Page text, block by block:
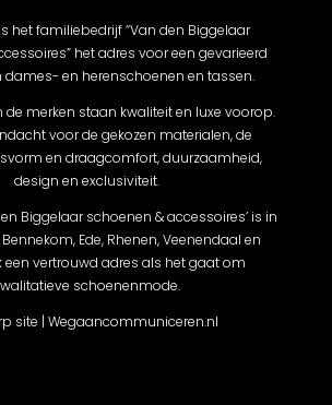
het familiebedrijf “Van den Biggelaar
het adres voor een gevarieerd
en herenschoenen en tassen.
de merken staan kwaliteit en luxe voorop.
voor de gekozen materialen, de
en draagcomfort, duurzaamheid,
design en exclusiviteit.
Biggelaar schoenen & accessoires’ is in
Ede, Rhenen, Veenendaal en
een vertrouwd adres als het gaat om
schoenenmode.
site | Wegaancommuniceren.nl